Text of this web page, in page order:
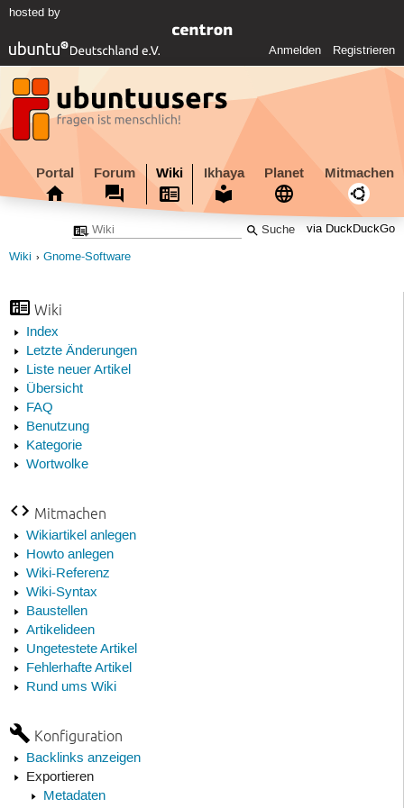
hosted by
Anmelden Registrieren
Portal Forum Wiki Ikhaya Planet Mitmachen
via DuckDuckGo
Wiki Gnome-Software
Wiki
Index
Letzte Änderungen
Liste neuer Artikel
Übersicht
FAQ
Benutzung
Kategorie
Wortwolke
Mitmachen
Wikiartikel anlegen
Howto anlegen
Wiki-Referenz
Wiki-Syntax
Baustellen
Artikelideen
Ungetestete Artikel
Fehlerhafte Artikel
Rund ums Wiki
Konfiguration
Backlinks anzeigen
Exportieren
Metadaten